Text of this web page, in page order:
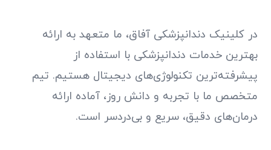
در کلینیک دندانپزشکی آفاق، ما متعهد به ارائه
بهترین خدمات دندانپزشکی با استفاده از
پیشرفته‌ترین تکنولوژی‌های دیجیتال هستیم. تیم
متخصص ما با تجربه و دانش روز، آماده ارائه
درمان‌های دقیق، سریع و بی‌دردسر است.